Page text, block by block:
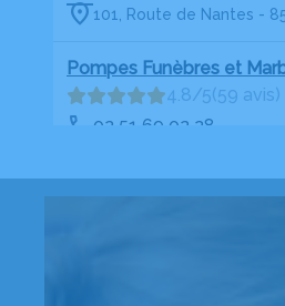
101, Route de Nantes -
Pompes Funèbres et
4.8/5(59 avis)
02 51 69 02 28